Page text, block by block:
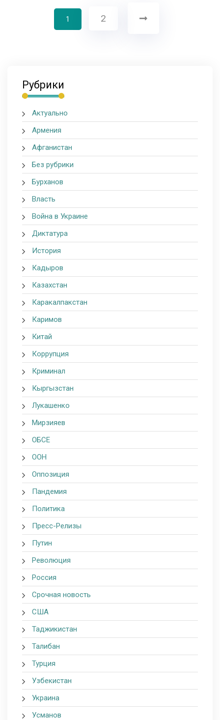
1 2
Рубрики
Актуально
Армения
Афганистан
Без рубрики
Бурханов
Власть
Война в Украине
Диктатура
История
Кадыров
Казахстан
Каракалпакстан
Каримов
Китай
Коррупция
Криминал
Кыргызстан
Лукашенко
Мирзияев
ОБСЕ
ООН
Оппозиция
Пандемия
Политика
Пресс-Релизы
Путин
Революция
Россия
Срочная новость
США
Таджикистан
Талибан
Турция
Узбекистан
Украина
Усманов